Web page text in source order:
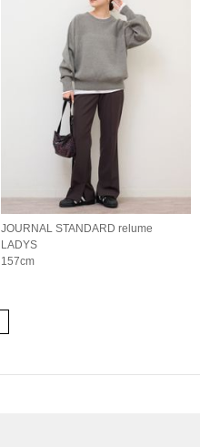
JOURNAL STANDARD relume
LADYS
157cm